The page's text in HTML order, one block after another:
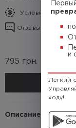
и
Легкий
ходу!
Условия кэшбека
Отзывы о товаре
795 грн.
Описание